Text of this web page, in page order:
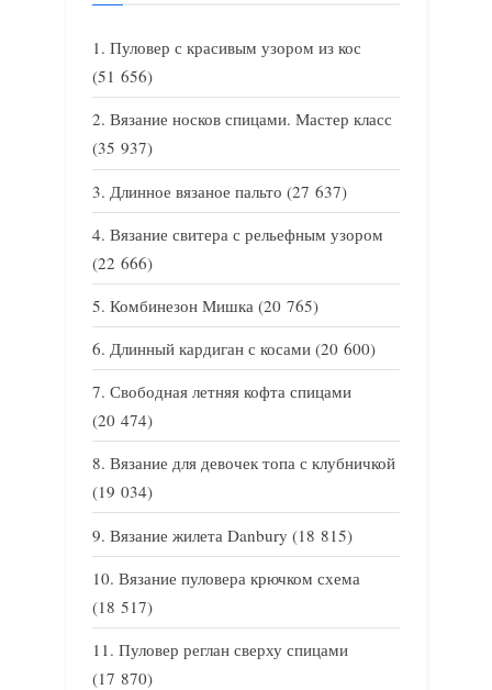
Пуловер с красивым узором из кос
(51 656)
Вязание носков спицами. Мастер класс
(35 937)
Длинное вязаное пальто (27 637)
Вязание свитера с рельефным узором
(22 666)
Комбинезон Мишка (20 765)
Длинный кардиган с косами (20 600)
Свободная летняя кофта спицами
(20 474)
Вязание для девочек топа с клубничкой
(19 034)
Вязание жилета Danbury (18 815)
Вязание пуловера крючком схема
(18 517)
Пуловер реглан сверху спицами
(17 870)